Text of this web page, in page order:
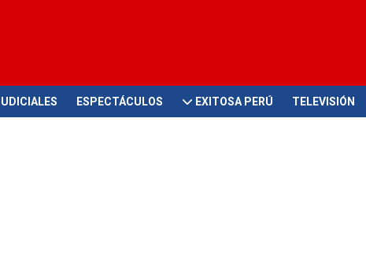
ESPECTÁCULOS EXITOSA PERÚ TELEVISIÓN